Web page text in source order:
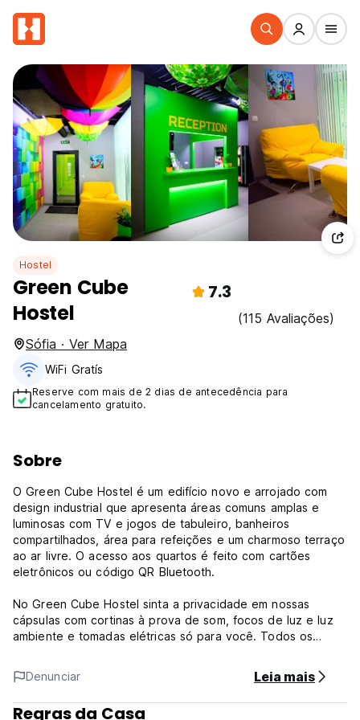
Hostel
Green Cube
Hostel
7.3
(115 Avaliações)
Sófia · Ver Mapa
WiFi Gratís
Reserve com mais de 2 dias de antecedência para
cancelamento gratuito.
Sobre
O Green Cube Hostel é um edifício novo e arrojado com
design industrial que apresenta áreas comuns amplas e
luminosas com TV e jogos de tabuleiro, banheiros
compartilhados, área para refeições e um charmoso terraço
ao ar livre. O acesso aos quartos é feito com cartões
eletrônicos ou código QR Bluetooth.
No Green Cube Hostel sinta a privacidade em nossas
cápsulas com cortinas à prova de som, focos de luz e luz
ambiente e tomadas elétricas só para você. Todos os
condicionado/aquecimento e pequenos guarda-roupas.
Comodidades e serviços do Green Cube Hostel:
Denunciar Leia mais
Regras da Casa